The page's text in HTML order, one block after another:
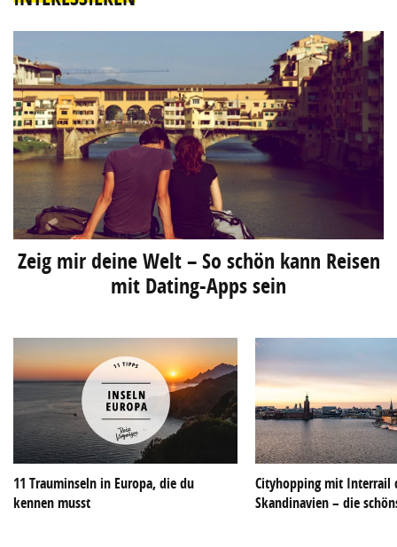
Zeig mir deine Welt – So schön kann Reisen
mit Dating-Apps sein
11 Trauminseln in Europa, die du
kennen musst
Cityhopping mit Interrail
Skandinavien – die